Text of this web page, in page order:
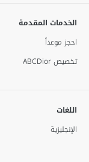
الخدمات المقدمة
احجز موعداً
تخصيص ABCDior
اللغات
الإنجليزية